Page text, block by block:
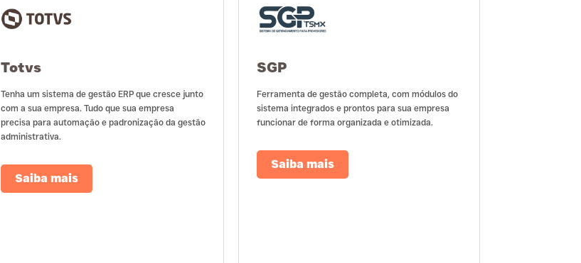
Totvs
Tenha um sistema de gestão ERP que cresce junto
com a sua empresa. Tudo que sua empresa
precisa para automação e padronização da gestão
administrativa.
Saiba mais
SGP
Ferramenta de gestão completa, com módulos do
sistema integrados e prontos para sua empresa
funcionar de forma organizada e otimizada.
Saiba mais